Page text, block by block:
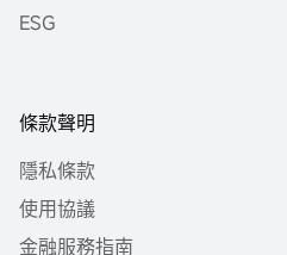
ESG
條款聲明
隱私條款
使用協議
金融服務指南